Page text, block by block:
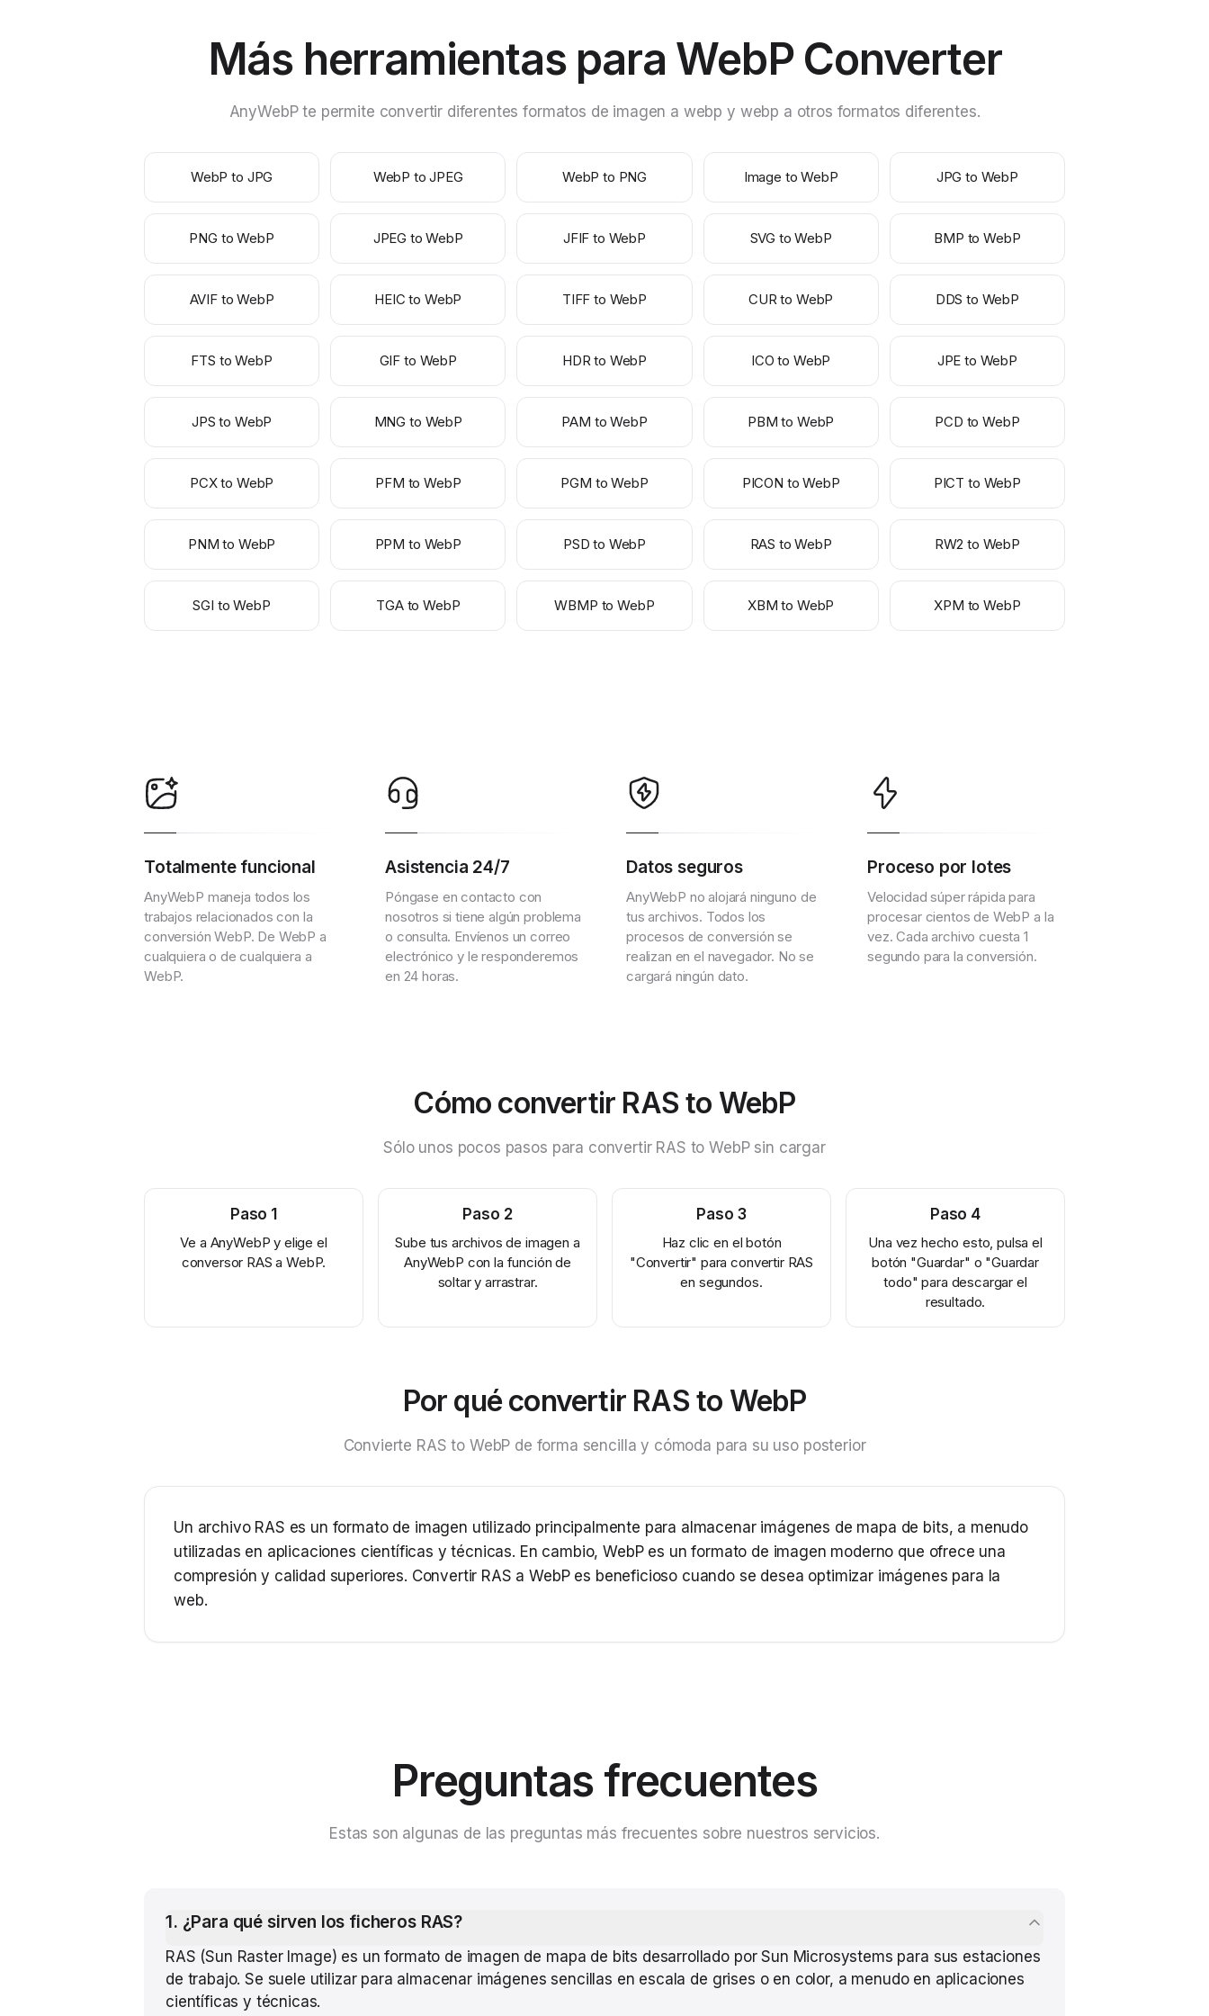
Más herramientas para WebP Converter
AnyWebP te permite convertir diferentes formatos de imagen a webp y webp a otros formatos diferentes.
WebP to JPG WebP to JPEG WebP to PNG Image to WebP JPG to WebP
PNG to WebP JPEG to WebP JFIF to WebP SVG to WebP BMP to WebP
AVIF to WebP HEIC to WebP TIFF to WebP CUR to WebP DDS to WebP
FTS to WebP GIF to WebP HDR to WebP ICO to WebP JPE to WebP
JPS to WebP MNG to WebP PAM to WebP PBM to WebP PCD to WebP
PCX to WebP PFM to WebP PGM to WebP PICON to WebP PICT to WebP
PNM to WebP PPM to WebP PSD to WebP RAS to WebP RW2 to WebP
SGI to WebP TGA to WebP WBMP to WebP XBM to WebP XPM to WebP
Totalmente funcional
AnyWebP maneja todos los
trabajos relacionados con la
conversión WebP. De WebP a
cualquiera o de cualquiera a
WebP.
Asistencia 24/7
Póngase en contacto con
nosotros si tiene algún problema
o consulta. Envíenos un correo
electrónico y le responderemos
en 24 horas.
Datos seguros
AnyWebP no alojará ninguno de
tus archivos. Todos los
procesos de conversión se
realizan en el navegador. No se
cargará ningún dato.
Proceso por lotes
Velocidad súper rápida para
procesar cientos de WebP a la
vez. Cada archivo cuesta 1
segundo para la conversión.
Cómo convertir RAS to WebP
Sólo unos pocos pasos para convertir RAS to WebP sin cargar
Paso 1
Ve a AnyWebP y elige el
conversor RAS a WebP.
Paso 2
Sube tus archivos de imagen a
AnyWebP con la función de
soltar y arrastrar.
Paso 3
Haz clic en el botón
"Convertir" para convertir RAS
en segundos.
Paso 4
Una vez hecho esto, pulsa el
botón "Guardar" o "Guardar
todo" para descargar el
resultado.
Por qué convertir RAS to WebP
Convierte RAS to WebP de forma sencilla y cómoda para su uso posterior
Un archivo RAS es un formato de imagen utilizado principalmente para almacenar imágenes de mapa de bits, a menudo
utilizadas en aplicaciones científicas y técnicas. En cambio, WebP es un formato de imagen moderno que ofrece una
compresión y calidad superiores. Convertir RAS a WebP es beneficioso cuando se desea optimizar imágenes para la
web.
Preguntas frecuentes
Estas son algunas de las preguntas más frecuentes sobre nuestros servicios.
1. ¿Para qué sirven los ficheros RAS?
RAS (Sun Raster Image) es un formato de imagen de mapa de bits desarrollado por Sun Microsystems para sus estaciones
de trabajo. Se suele utilizar para almacenar imágenes sencillas en escala de grises o en color, a menudo en aplicaciones
científicas y técnicas.